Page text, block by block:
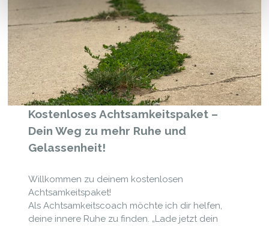
Kostenloses Achtsamkeitspaket –
Dein Weg zu mehr Ruhe und
Gelassenheit!
Willkommen zu deinem kostenlosen
Achtsamkeitspaket!
Als Achtsamkeitscoach möchte ich dir helfen,
deine innere Ruhe zu finden. „Lade jetzt dein